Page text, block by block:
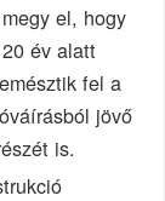
el, hogy
év alatt
fel a
jövő
is.